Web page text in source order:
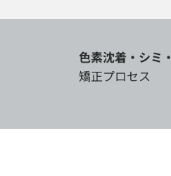
色素沈着・シミ・
矯正プロセス